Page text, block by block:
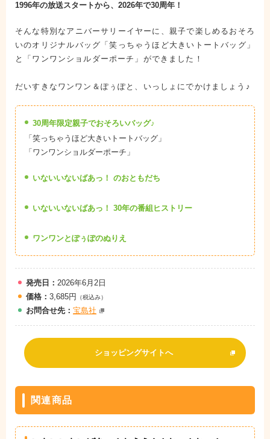
1996年の放送スタートから、2026年で30周年！
そんな特別なアニバーサリーイヤーに、親子で楽しめるおそろ
いのオリジナルバッグ「笑っちゃうほど大きいトートバッグ」
と「ワンワンショルダーポーチ」ができました！
だいすきなワンワン＆ぽぅぽと、いっしょにでかけましょう♪
30周年限定親子でおそろいバッグ♪
「笑っちゃうほど大きいトートバッグ」
「ワンワンショルダーポーチ」
いないいないばあっ！ のおともだち
いないいないばあっ！ 30年の番組ヒストリー
ワンワンとぽぅぽのぬりえ
発売日： 2026年6月2日
価格： 3,685円 （税込み）
お問合せ先： 宝島社
ショッピングサイトへ
関連商品